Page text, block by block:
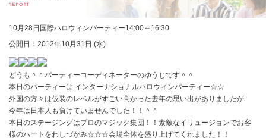
REPORT
10月28日国際ハロウィンパーティー14:00～16:30
公開日：2012年10月31日 (水)
どうも＾＾パーティーコーディネーターのゆうじです＾＾
本日のパーティーは インターナショナルハロウィンパーティー☆☆
外国の方々は仮装のレベルがすごい高かった去年の思い出がありましたが
今年は日本人も負けていませんでした！！＾＾
本日のステージングはプロのマジック集団！！素敵なイリュージョンでお客
様のハートをわしづかみ☆☆☆会場全体を盛り上げてくれました！！